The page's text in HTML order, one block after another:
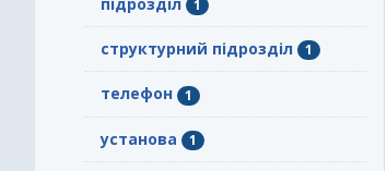
1
структурний підрозділ 1
телефон 1
установа 1